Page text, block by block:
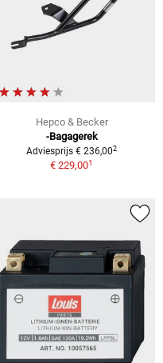
Hepco & Becker
-Bagagerek
Adviesprijs € 236,002
€ 229,001